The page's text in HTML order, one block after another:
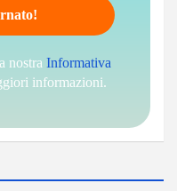
nostra Informativa
informazioni.